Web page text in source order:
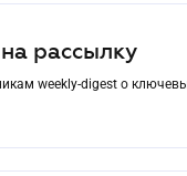
рассылку
weekly-digest о